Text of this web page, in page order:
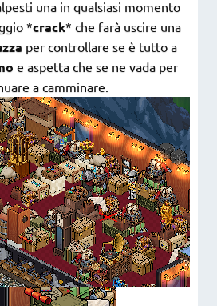
una in qualsiasi momento
*crack* che farà uscire una
per controllare se è tutto a
e aspetta che se ne vada per
a camminare.